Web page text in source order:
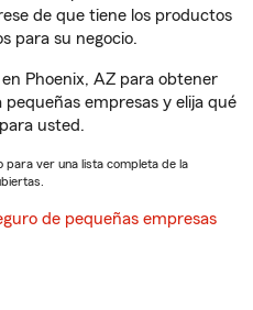
de que tiene los productos
para su negocio.
Phoenix, AZ para obtener
empresas y elija qué
usted.
para ver una lista completa de la
de pequeñas empresas